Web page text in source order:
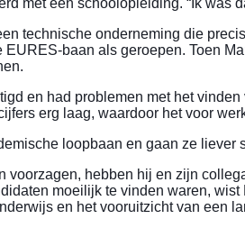
technische onderneming die
baan als geroepen. Toen
en had problemen met het
erg laag, waardoor het voor
loopbaan en gaan ze liever
voorzagen, hebben hij en zijn
moeilijk te vinden waren,
en het vooruitzicht van een